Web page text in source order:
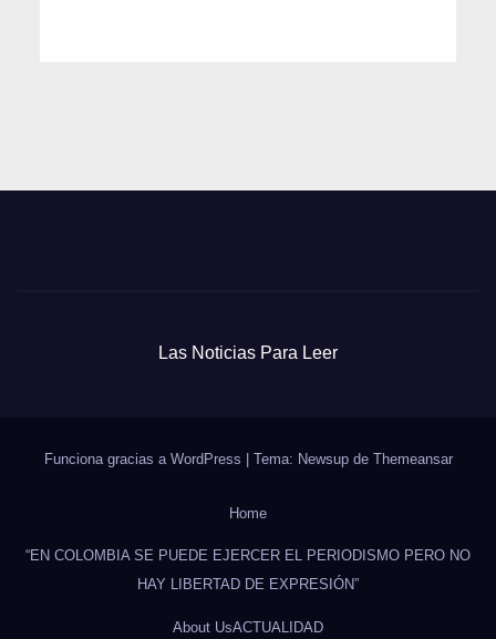
Las Noticias Para Leer
Funciona gracias a WordPress Tema: Newsup de Themeansar
Home
“EN COLOMBIA SE PUEDE EJERCER EL PERIODISMO PERO NO
HAY LIBERTAD DE EXPRESIÓN”
About UsACTUALIDAD